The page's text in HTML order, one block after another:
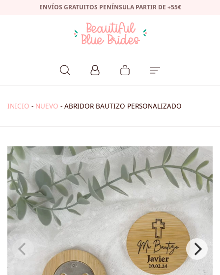
ENVÍOS GRATUITOS PENÍNSULA PARTIR DE +55€
INICIO - NUEVO - ABRIDOR BAUTIZO PERSONALIZADO